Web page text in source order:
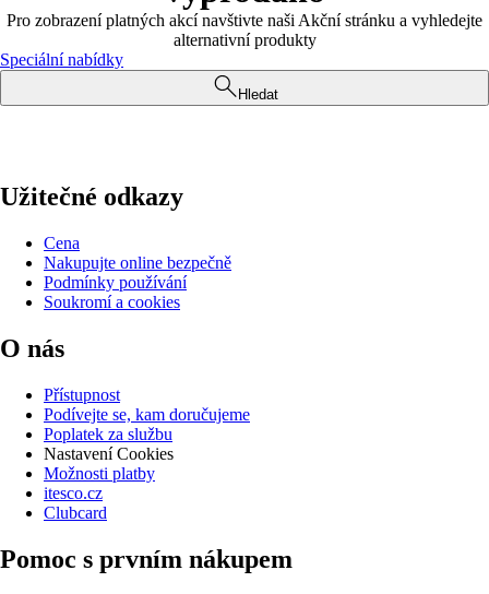
Pro zobrazení platných akcí navštivte naši Akční stránku a vyhledejte
alternativní produkty
Speciální nabídky
Hledat
Užitečné odkazy
Cena
Nakupujte online bezpečně
Podmínky používání
Soukromí a cookies
O nás
Přístupnost
Podívejte se, kam doručujeme
Poplatek za službu
Nastavení Cookies
Možnosti platby
itesco.cz
Clubcard
Pomoc s prvním nákupem